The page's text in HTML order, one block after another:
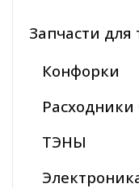
Запчасти для
Конфорки
ТЭНЫ